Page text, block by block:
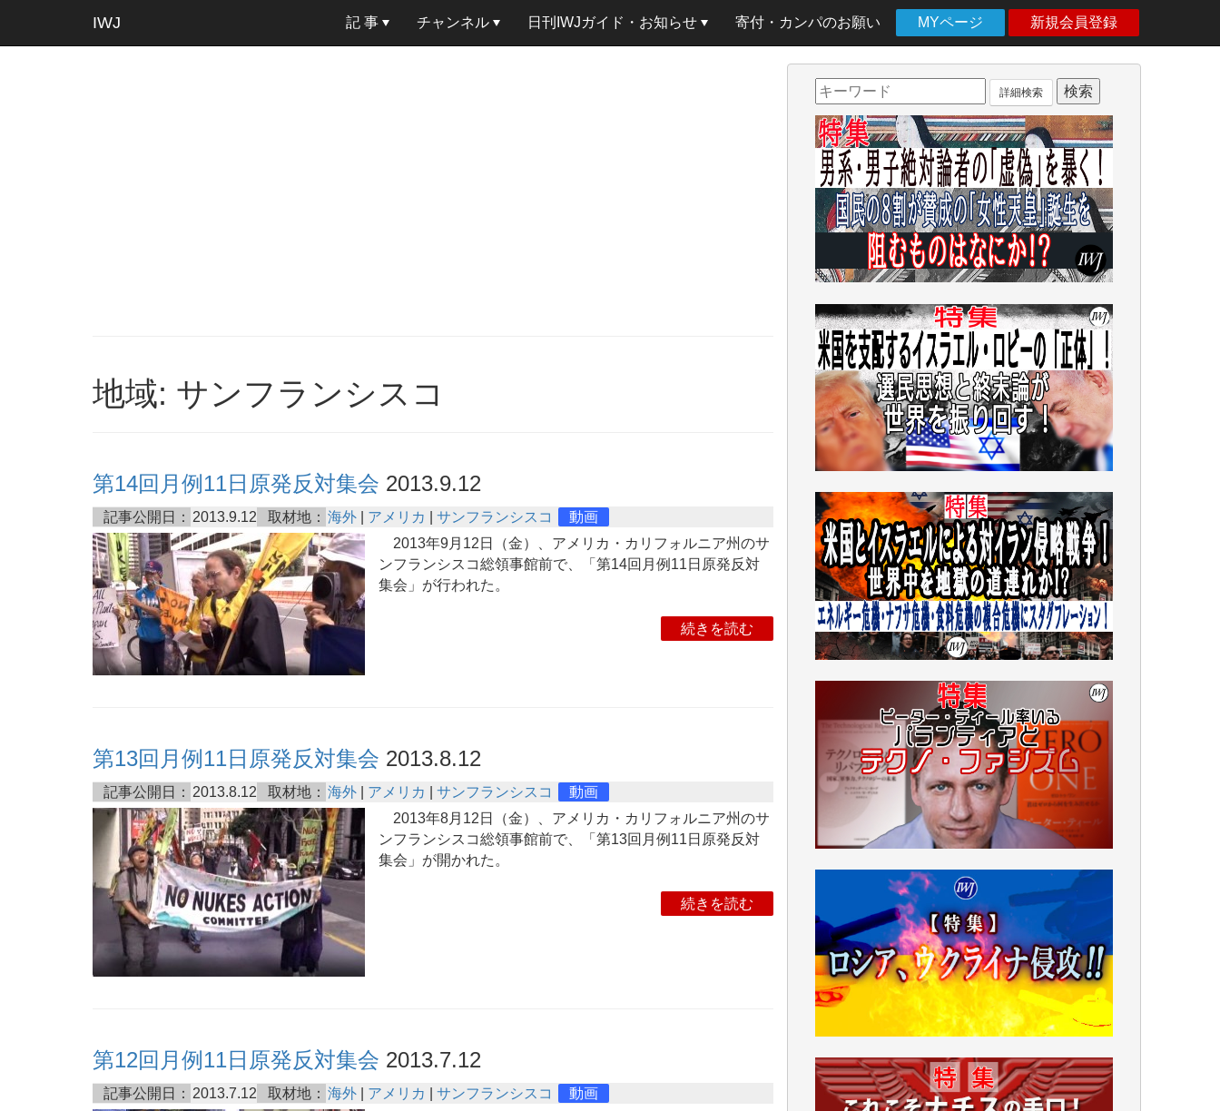
IWJ 記 事 チャンネル 日刊IWJガイド・お知らせ 寄付・カンパのお願い MYページ 新規会員登録
地域: サンフランシスコ
第14回月例11日原発反対集会 2013.9.12
記事公開日： 2013.9.12 取材地： 海外 アメリカ サンフランシスコ
動画
2013年9月12日（金）、アメリカ・カリフォルニア州のサ
ンフランシスコ総領事館前で、「第14回月例11日原発反対
集会」が行われた。
続きを読む
第13回月例11日原発反対集会 2013.8.12
記事公開日： 2013.8.12 取材地： 海外 アメリカ サンフランシスコ
動画
2013年8月12日（金）、アメリカ・カリフォルニア州のサ
ンフランシスコ総領事館前で、「第13回月例11日原発反対
集会」が開かれた。
続きを読む
第12回月例11日原発反対集会 2013.7.12
記事公開日： 2013.7.12 取材地： 海外 アメリカ サンフランシスコ
動画
詳細検索